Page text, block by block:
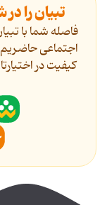
تبیان را
فاصله شما با
اجتماعی حاضریم
کیفیت در